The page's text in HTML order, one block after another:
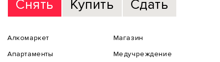
Снять
Купить Сдать
Алкомаркет
Апартаменты
Магазин
Медучреждение